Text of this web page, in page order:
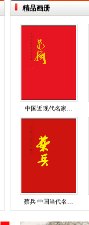
精品画册
中国近现代名家…
蔡兵 中国当代名…